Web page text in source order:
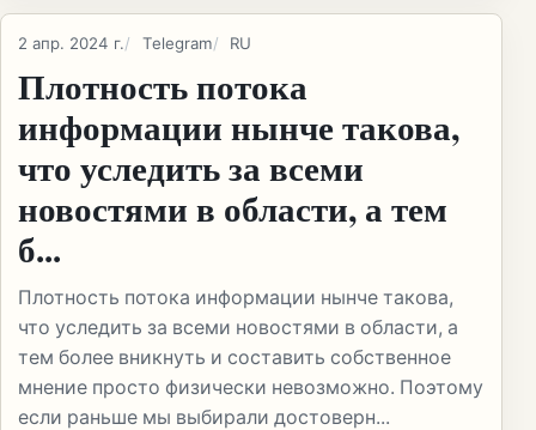
2 апр. 2024 г. Telegram RU
Плотность потока
информации нынче такова,
что уследить за всеми
новостями в области, а тем
б...
Плотность потока информации нынче такова,
что уследить за всеми новостями в области, а
тем более вникнуть и составить собственное
мнение просто физически невозможно. Поэтому
если раньше мы выбирали достоверн...